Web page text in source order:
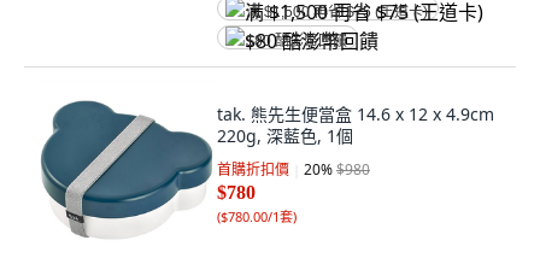
满 $1,500 再省 $75 (王道卡)
$80 酷澎幣回饋
tak. 熊先生便當盒 14.6 x 12 x 4.9cm
220g, 深藍色, 1個
首購折扣價 20%$980
$780
($780.00/1套)